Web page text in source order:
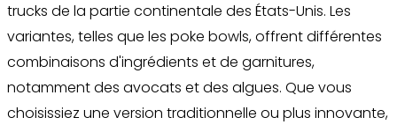
trucks de la partie continentale des États-Unis. Les
variantes, telles que les poke bowls, offrent différentes
combinaisons d'ingrédients et de garnitures,
notamment des avocats et des algues. Que vous
choisissiez une version traditionnelle ou plus innovante,